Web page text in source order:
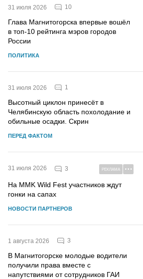
31 июля 2026 10
Глава Магнитогорска впервые вошёл
в топ-10 рейтинга мэров городов
России
ПОЛИТИКА
31 июля 2026 1
Высотный циклон принесёт в
Челябинскую область похолодание и
обильные осадки. Скрин
ПЕРЕД ФАКТОМ
31 июля 2026 3 РЕКЛАМА
На MMK Wild Fest участников ждут
гонки на сапах
НОВОСТИ ПАРТНЕРОВ
1 августа 2026 3
В Магнитогорске молодые водители
получили права вместе с
напутствиями от сотрудников ГАИ